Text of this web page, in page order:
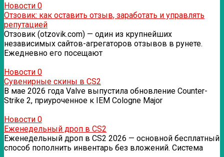
Новости 0
Отзовик: как оставить отзыв, заработать и управлять
репутацией
Отзовик (otzovik.com) — один из крупнейших
независимых сайтов-агрегаторов отзывов в рунете.
Ежедневно его посещают
Новости 0
Сувенирные скины в CS2
В мае 2026 года Valve выпустила обновление Counter-
Strike 2, приуроченное к IEM Cologne Major
Новости 0
Еженедельный дроп в CS2
Еженедельный дроп в CS2 2026 — основной бесплатный
способ пополнить инвентарь без вложений. Система